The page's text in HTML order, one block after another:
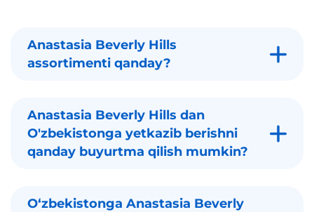
Anastasia Beverly Hills
assortimenti qanday?
Anastasia Beverly Hills dan
O'zbekistonga yetkazib berishni
qanday buyurtma qilish mumkin?
Oʻzbekistonga Anastasia Beverly